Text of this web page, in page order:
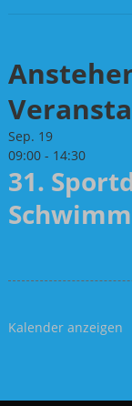
Sep. 19
09:00- 14:30
31.
Kalender anzeigen